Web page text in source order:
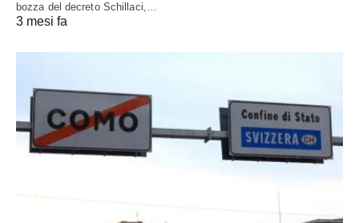
bozza del decreto Schillaci,…
3 mesi fa